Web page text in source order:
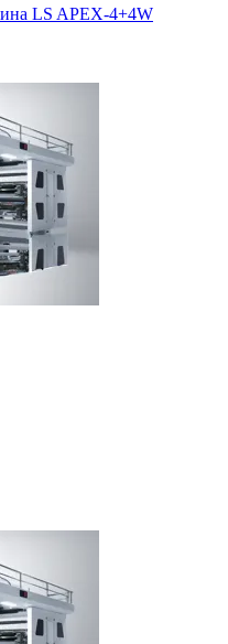
LS APEX-4+4W